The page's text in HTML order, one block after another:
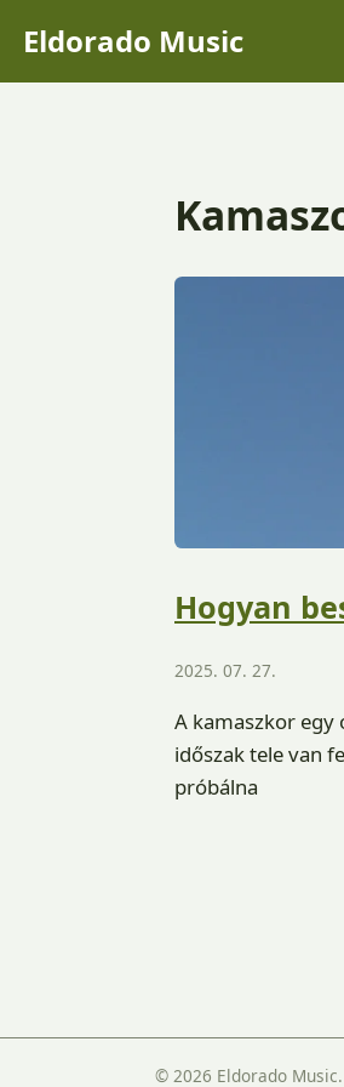
Eldorado Music
Hogyan
2025. 07. 27.
A kamaszkor egy
időszak tele van
próbálna
© 2026 Eldorado